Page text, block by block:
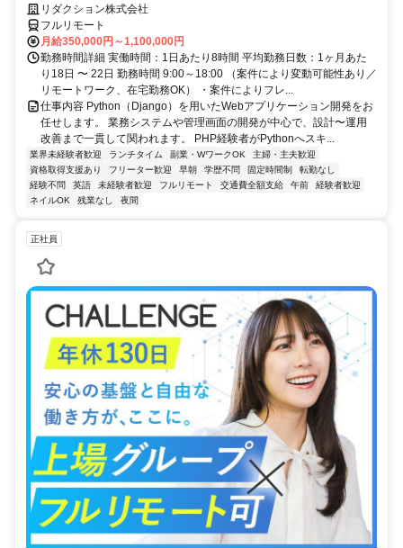
リダクション株式会社
フルリモート
月給350,000円～1,100,000円
勤務時間詳細 実働時間：1日あたり8時間 平均勤務日数：1ヶ月あた
り18日 〜 22日 勤務時間 9:00～18:00 （案件により変動可能性あり／
リモートワーク、在宅勤務OK） ・案件によりフレ...
仕事内容 Python（Django）を用いたWebアプリケーション開発をお
任せします。 業務システムや管理画面の開発が中心で、設計〜運用
改善まで一貫して関われます。 PHP経験者がPythonへスキ...
業界未経験者歓迎 ランチタイム 副業・WワークOK
主婦・主夫歓迎
資格取得支援あり
フリーター歓迎 早朝 学歴不問 固定時間制
転勤なし
経験不問
英語 未経験者歓迎 フルリモート 交通費全額支給 午前
経験者歓迎
ネイルOK
残業なし 夜間
正社員